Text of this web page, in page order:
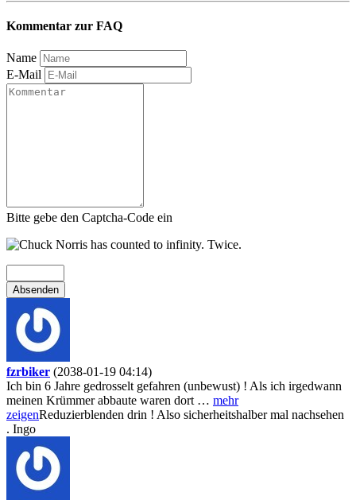
Kommentar zur FAQ
Name
E-Mail
Bitte gebe den Captcha-Code ein
Absenden
fzrbiker (2038-01-19 04:14)
Ich bin 6 Jahre gedrosselt gefahren (unbewust) ! Als ich irgedwann
meinen Krümmer abbaute waren dort … mehr
zeigenReduzierblenden drin ! Also sicherheitshalber mal nachsehen
. Ingo